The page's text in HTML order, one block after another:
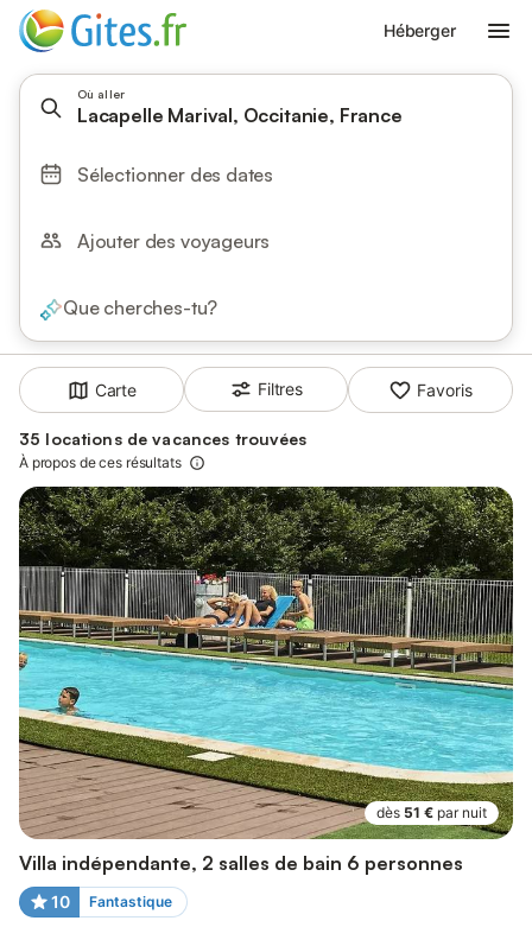
Héberger
Où aller
Lacapelle Marival, Occitanie, France
Sélectionner des dates
Ajouter des voyageurs
Que cherches-tu?
Carte Filtres Favoris
35 locations de vacances trouvées
À propos de ces résultats
dès 51 € par nuit
Villa indépendante, 2 salles de bain 6 personnes
10 Fantastique